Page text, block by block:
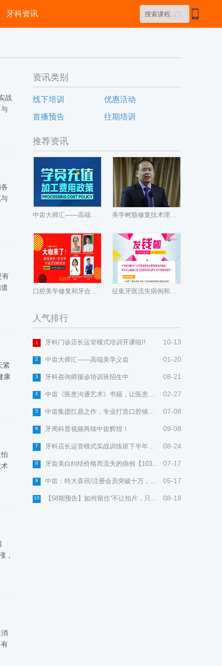
牙科资讯 

资讯类别
线下培训 优惠活动
首播预告 往期培训
推荐资讯
中齿大师汇——高端美学义齿 美学树脂修复技术理论课
口腔美学修复和牙合学(设计和技巧)中韩论坛 征集牙医流失病例和疑难问题
人气排行
10-13
1 牙科门诊店长运管模式培训开课啦!!
01-20
2 中齿大师汇——高端美学义齿
08-21
3 牙科咨询师接诊培训班招生中
02-27
4 中齿《医患沟通艺术》书籍，让医患沟通没有秘密！
07-08
5 中齿集团扛鼎之作，专业打造口腔候诊区科普视频
09-08
6 牙周科普视频再续中齿辉煌！
08-24
7 牙科店长运管模式实战训练班下半年课程安排
07-17
8 牙齿美白纠结价格而流失的病例【103期首播预告】
05-17
9 中齿：特大喜讯!注册会员突破十万，赢在接诊系列图书免费送！
08-18
10 【58期预告】如何留住“不让拍片，只想问问方案及价格”的咨询型顾客？
战
有
紧
康
，